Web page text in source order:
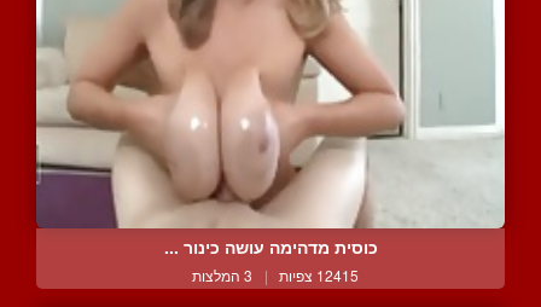
כוסית מדהימה עושה כינור ...
12415 צפיות | 3 המלצות